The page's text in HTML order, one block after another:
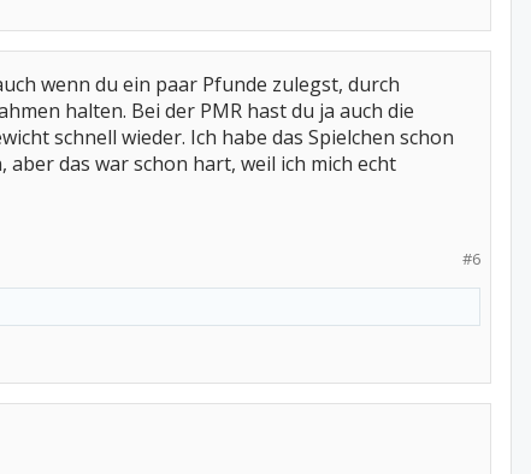
wenn du ein paar Pfunde zulegst, durch
halten. Bei der PMR hast du ja auch die
schnell wieder. Ich habe das Spielchen schon
das war schon hart, weil ich mich echt
#6